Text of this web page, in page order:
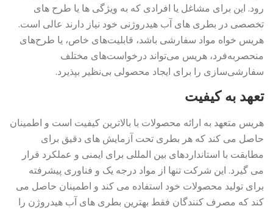
رود. این برای مشاغل یا افرادی که به ویژگی ها یا طرح های
تخصصی در بطری های آب هیدروژنی خود نیاز دارند عالی است.
هریس خواه مواد سفارشی باشد، قابلیت‌های خاص، یا طرح‌های
منحصربه‌فرد، هریس می‌تواند درخواست‌های مختلف
سفارشی‌سازی را برای ایجاد محصولی بی‌نظیر بپذیرد.
تعهد به کیفیت
هریس متعهد به ارائه محصولات با بالاترین کیفیت است و اطمینان
حاصل می کند که هر بطری تحت آزمایش های دقیق برای
مطابقت با استانداردهای بین المللی برای ایمنی و عملکرد قرار
می گیرد. این شرکت تنها از مواد درجه یک و فناوری پیشرفته
برای تولید محصولات خود استفاده می کند و اطمینان حاصل می
کند که مصرف کنندگان فقط بهترین بطری های آب هیدروژن را